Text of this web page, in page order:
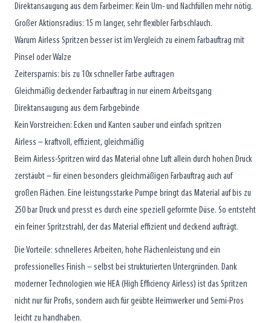
Direktansaugung aus dem Farbeimer: Kein Um- und Nachfüllen mehr nötig.
Großer Aktionsradius: 15 m langer, sehr flexibler Farbschlauch.
Warum Airless Spritzen besser ist im Vergleich zu einem Farbauftrag mit
Pinsel oder Walze
Zeitersparnis: bis zu 10x schneller Farbe auftragen
Gleichmäßig deckender Farbauftrag in nur einem Arbeitsgang
Direktansaugung aus dem Farbgebinde
Kein Vorstreichen: Ecken und Kanten sauber und einfach spritzen
Airless – kraftvoll, effizient, gleichmäßig
Beim Airless-Spritzen wird das Material ohne Luft allein durch hohen Druck
zerstäubt – für einen besonders gleichmäßigen Farbauftrag auch auf
großen Flächen. Eine leistungsstarke Pumpe bringt das Material auf bis zu
250 bar Druck und presst es durch eine speziell geformte Düse. So entsteht
ein feiner Spritzstrahl, der das Material effizient und deckend aufträgt.
Die Vorteile: schnelleres Arbeiten, hohe Flächenleistung und ein
professionelles Finish – selbst bei strukturierten Untergründen. Dank
moderner Technologien wie HEA (High Efficiency Airless) ist das Spritzen
nicht nur für Profis, sondern auch für geübte Heimwerker und Semi-Pros
leicht zu handhaben.